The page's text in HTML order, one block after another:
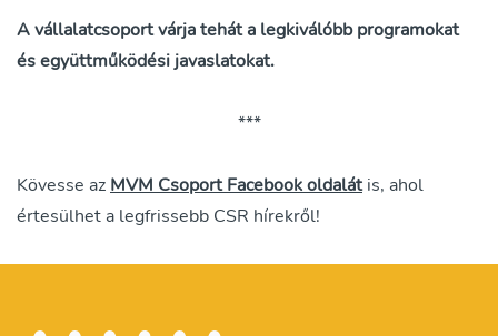
A vállalatcsoport várja tehát a legkiválóbb programokat
és együttműködési javaslatokat.
***
Kövesse az MVM Csoport Facebook oldalátis, ahol
értesülhet a legfrissebb CSR hírekről!